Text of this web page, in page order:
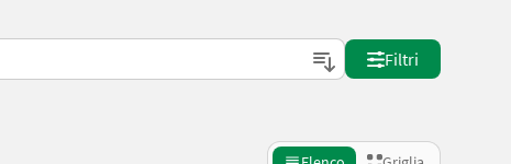
Filtri